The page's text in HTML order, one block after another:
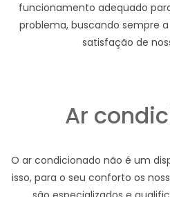
funcionamento adequado
problema, buscando sempre
satisfação de
Ar
O ar condicionado não é um
isso, para o seu conforto os